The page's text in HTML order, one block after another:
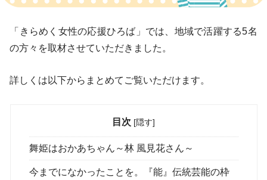
「きらめく女性の応援ひろば」では、地域で活躍する5名
の方々を取材させていただきました。
詳しくは以下からまとめてご覧いただけます。
目次 [隠す]
舞姫はおかあちゃん～林 風見花さん～
今までになかったことを。『能』伝統芸能の枠